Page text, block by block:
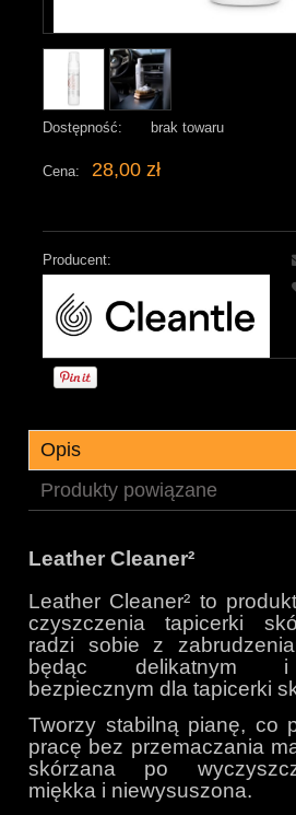
Dostępność: brak towaru
Cena: 28,00 zł
Producent:
Opis
Produkty powiązane
Leather Cleaner²
Leather Cleaner² to
czyszczenia tapicerki
radzi sobie z
będąc delikatnym i
bezpiecznym dla tapicerki
Tworzy stabilną pianę, co
pracę bez przemaczania
skórzana po
miękka i niewysuszona.